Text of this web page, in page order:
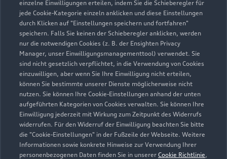
einzelne Einwilligungen erteilen, indem Sie die Schieberegler für
jede Cookie-Kategorie einzeln anklicken und diese Einstellungen
durch Klicken auf "Einstellungen speichern und fortfahren"
speichern. Falls Sie keinen der Schieberegler anklicken, werden
nur die notwendigen Cookies (z. B. der Ensighten Privacy
Manager, unser Einwilligungsmanagementtool) verwendet. Sie
sind nicht gesetzlich verpflichtet, in die Verwendung von Cookies
einzuwilligen, aber wenn Sie Ihre Einwilligung nicht erteilen,
können Sie bestimmte unserer Dienste möglicherweise nicht
nutzen. Sie können Ihre Cookie-Einstellungen anhand der unten
aufgeführten Kategorien von Cookies verwalten. Sie können Ihre
Einwilligung jederzeit mit Wirkung zum Zeitpunkt des Widerrufs
widerrufen. Für den Widerruf der Einwilligung beachten Sie bitte
die "Cookie-Einstellungen" in der Fußzeile der Webseite. Weitere
Informationen sowie konkrete Hinweise zur Verwendung Ihrer
personenbezogenen Daten finden Sie in unserer Cookie Richtlinie,
Ein Angebot der Audi Leasing, Zweigniederlassung der
Volkswagen Leasing GmbH, Gifhorner Str. 57, 38112
Braunschweig, für Privatkunden und gewerbliche
Einzelabnehmer.
Diese Leistung umfasst den Anspruch auf eine begrenzte
Übernahme der Kosten bis zu 35 Euro für Ersatzmobilität (z.B.
Mietwagen). Der Partner entscheidet über die Art der
Ersatzmobilität. Die Ersatzmobilität gilt nur in
Zusammenhang mit Leistungen, die durch die Dienstleistung
abgedeckt werden. Sie wird für einen Tag je Wartung oder
Inspektion gewährt.